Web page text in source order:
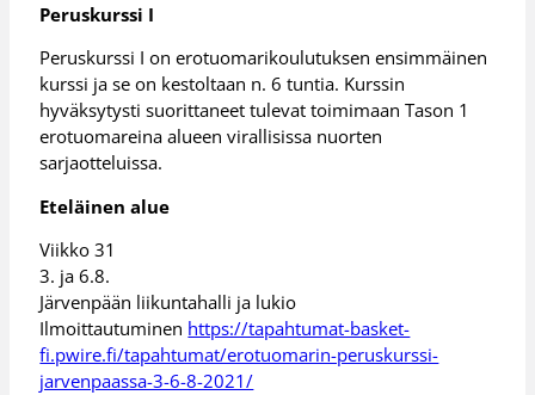
Peruskurssi I
Peruskurssi I on erotuomarikoulutuksen ensimmäinen
kurssi ja se on kestoltaan n. 6 tuntia. Kurssin
hyväksytysti suorittaneet tulevat toimimaan Tason 1
erotuomareina alueen virallisissa nuorten
sarjaotteluissa.
Eteläinen alue
Viikko 31
3. ja 6.8.
Järvenpään liikuntahalli ja lukio
Ilmoittautuminen https://tapahtumat-basket-
fi.pwire.fi/tapahtumat/erotuomarin-peruskurssi-
jarvenpaassa-3-6-8-2021/